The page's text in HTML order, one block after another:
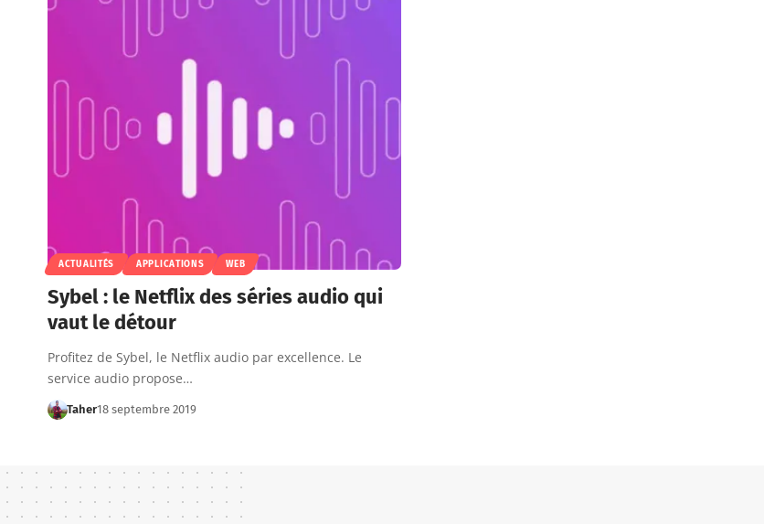
ACTUALITÉS APPLICATIONS WEB
Sybel : le Netflix des séries audio qui
vaut le détour
Profitez de Sybel, le Netflix audio par excellence. Le
service audio propose…
Taher18 septembre 2019